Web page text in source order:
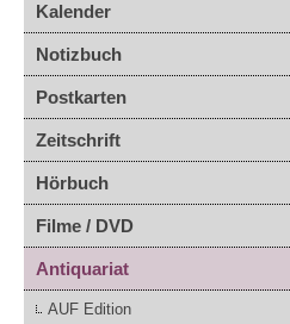
Kalender
Notizbuch
Postkarten
Zeitschrift
Hörbuch
Filme / DVD
Antiquariat
AUF Edition